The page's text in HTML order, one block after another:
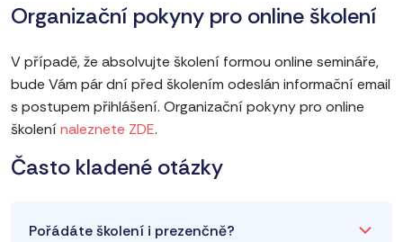
Organizační pokyny pro online školení
V případě, že absolvujte školení formou online semináře,
bude Vám pár dní před školením odeslán informační email
s postupem přihlášení. Organizační pokyny pro online
školenínaleznete ZDE.
Často kladené otázky
Pořádáte školení i prezenčně?